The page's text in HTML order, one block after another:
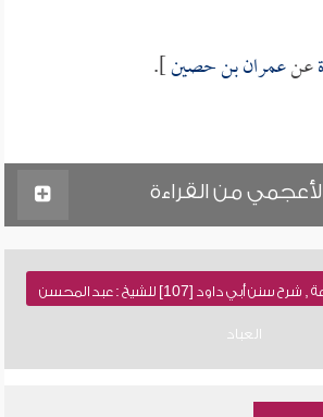
عنعمران بن حصين].
من القراءة
نسخة نصية للطباعة , شرح سنن أبي داود [107] للشيخ : عبد المحسن
العباد